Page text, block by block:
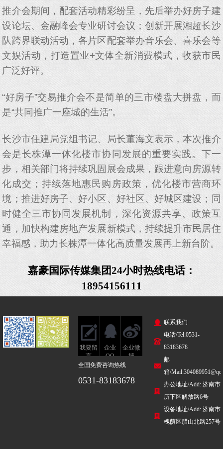
推介会期间，配套活动精彩纷呈，先后举办好房子建
设论坛、金融峰会专业研讨会议；创新开展湘超长沙
队跨界联动活动，各片区配套举办音乐会、喜乐会等
文娱活动，打造置业+文体全新消费模式，收获市民
广泛好评。
“好房子”交易推介会不是简单的三市楼盘大拼盘，而
是“共同推广一座城的生活”。
长沙市住建局党组书记、局长董海文表示，本次推介
会是长株潭一体化楼市协同发展的重要实践。下一
步，相关部门将持续巩固展会成果，跟进意向房源转
化成交；持续落地惠民购房政策，优化楼市营商环
境；推进好房子、好小区、好社区、好城区建设；同
时健全三市协同发展机制，深化资源共享、政策互
通，加快构建房地产发展新模式，持续提升市民居住
幸福感，助力长株潭一体化高质量发展再上新台阶。
嘉豪国际传媒集团24小时热线电话：
18954156111
我要留
言
企业
QQ
企业微
博
全国免费咨询热线
0531-83183678
联系我们
电话/Tel:0531-
83183678
邮
箱/
办公地址/Add: 济南市
历下区解放路6号
设备地址/Add: 济南市
槐荫区腊山北路257号